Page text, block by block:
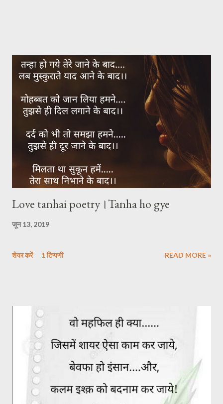
Love tanhai poetry।Tanha ho gye
जून 13, 2019
शेयर करें 1 टिप्पणी READ MORE »